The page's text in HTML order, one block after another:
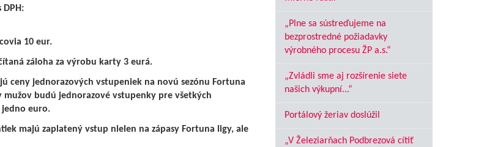
DPH:
10 eur.
záloha za výrobu karty 3 eurá.
ceny jednorazových vstupeniek na novú sezónu Fortuna
mužov budú jednorazové vstupenky pre všetkých
jedno euro.
majú zaplatený vstup nielen na zápasy Fortuna ligy, ale
„Plne sa sústreďujeme na
bezprostredné požiadavky
výrobného procesu ŽP a.s.“
„Zvládli sme aj rozšírenie siete
našich výkupní...“
Portálový žeriav doslúžil
„V Železiarňach Podbrezová cítiť